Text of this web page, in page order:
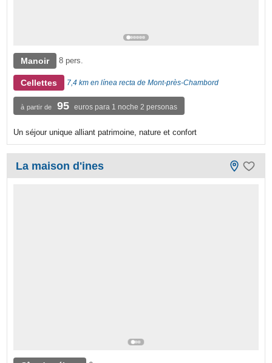
Manoir 8 pers.
Cellettes 7,4 km en línea recta de Mont-près-Chambord
à partir de 95 euros para 1 noche 2 personas
Un séjour unique alliant patrimoine, nature et confort
La maison d'ines